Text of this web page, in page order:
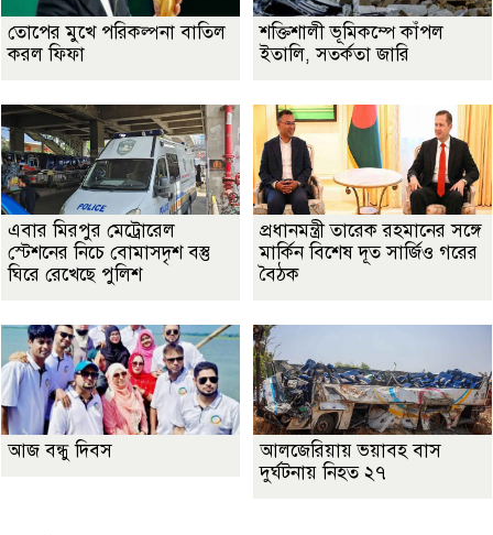
তোপের মুখে পরিকল্পনা বাতিল
করল ফিফা
শক্তিশালী ভূমিকম্পে কাঁপল
ইতালি, সতর্কতা জারি
এবার মিরপুর মেট্রোরেল
স্টেশনের নিচে বোমাসদৃশ বস্তু
ঘিরে রেখেছে পুলিশ
প্রধানমন্ত্রী তারেক রহমানের সঙ্গে
মার্কিন বিশেষ দূত সার্জিও গরের
বৈঠক
আজ বন্ধু দিবস
আলজেরিয়ায় ভয়াবহ বাস
দুর্ঘটনায় নিহত ২৭